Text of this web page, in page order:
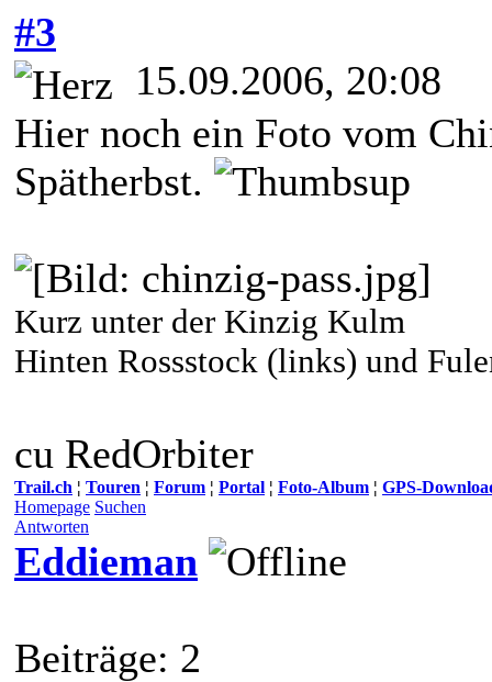
#3
15.09.2006, 20:08
Hier noch ein Foto vom
Spätherbst.
Kurz unter der Kinzig Kulm
Hinten Rossstock (links) und
cu RedOrbiter
Trail.ch ¦ Touren ¦ Forum ¦ Portal ¦ Foto-Album ¦ GPS-
Homepage Suchen
Antworten
Eddieman
Beiträge: 2